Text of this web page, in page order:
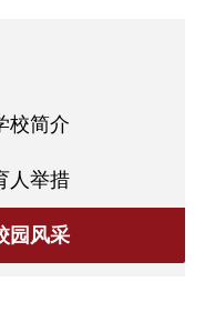
校简介
人举措
园风采